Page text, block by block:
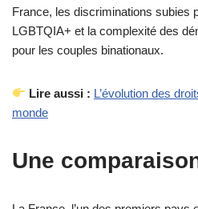
France, les discriminations subies
LGBTQIA+ et la complexité des
pour les couples binationaux.
Lire aussi : L’évolution des
monde
Une